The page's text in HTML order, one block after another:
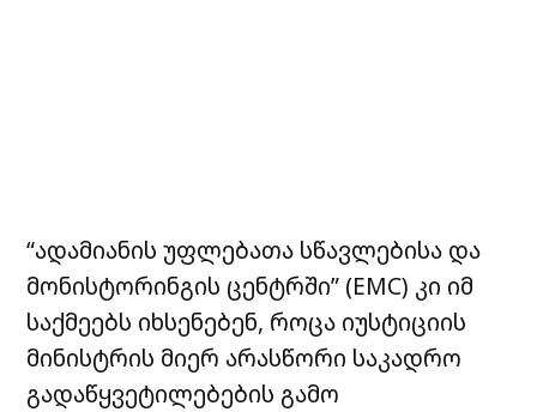
“ადამიანის უფლებათა სწავლებისა და
მონისტორინგის ცენტრში” (EMC) კი იმ
საქმეებს იხსენებენ, როცა იუსტიციის
მინისტრის მიერ არასწორი საკადრო
გადაწყვეტილებების გამო